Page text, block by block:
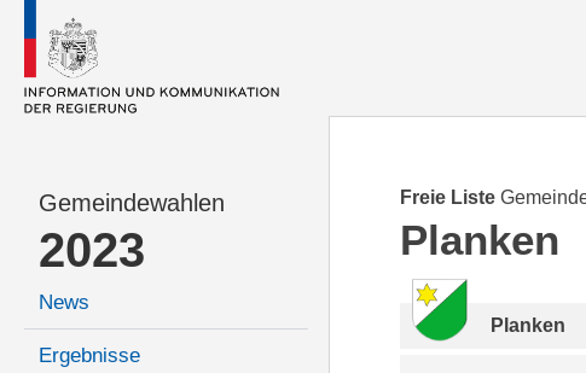
Gemeindewahlen
2023
News
Ergebnisse
Freie Liste
Planken
Planken